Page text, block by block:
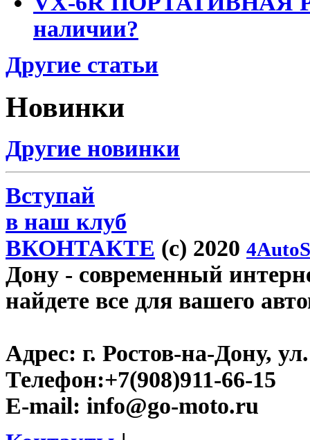
наличии?
Другие статьи
Новинки
Другие новинки
Вступай
в наш клуб
ВКОНТАКТЕ (c) 2020
Дону - современный
найдете все для вашего
Адрес: г. Ростов-на-Дону,
Телефон:+7(908)911-66-15
E-mail: info@go-moto.ru